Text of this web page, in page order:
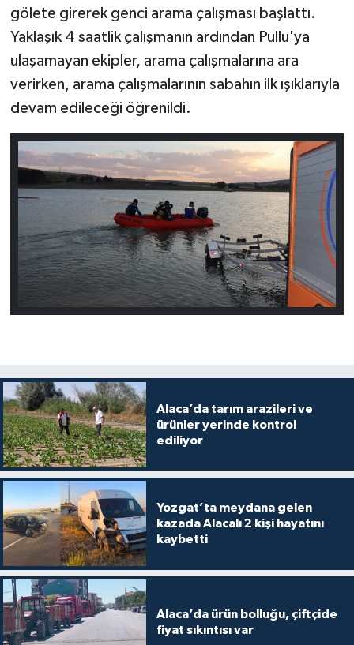
gölete girerek genci arama çalışması başlattı.
Yaklaşık 4 saatlik çalışmanın ardından Pullu'ya
ulaşamayan ekipler, arama çalışmalarına ara
verirken, arama çalışmalarının sabahın ilk ışıklarıyla
devam edileceği öğrenildi.
Alaca’da tarım arazileri ve
ürünler yerinde kontrol
ediliyor
Yozgat’ta meydana gelen
kazada Alacalı 2 kişi hayatını
kaybetti
Alaca’da ürün bolluğu, çiftçide
fiyat sıkıntısı var